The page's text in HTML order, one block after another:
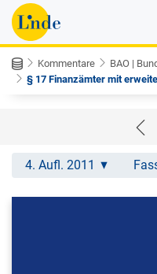
Kommentare
BAO |
§ 17 Finanzämter mit
4. Aufl. 2011